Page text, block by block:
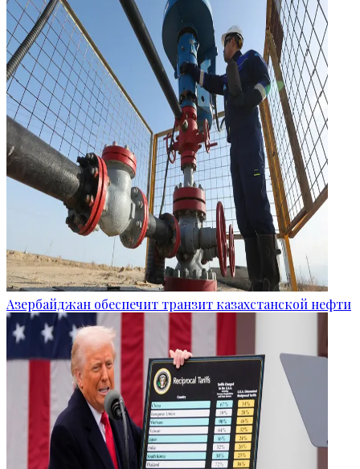
Азербайджан обеспечит транзит казахстанской нефти